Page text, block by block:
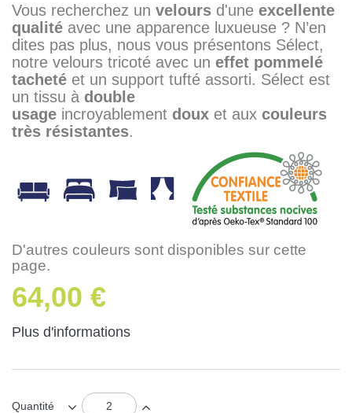
Vous recherchez un velours d'une excellente
qualité avec une apparence luxueuse ? N’en
dites pas plus, nous vous présentons Sélect,
notre velours tricoté avec un effet pommelé
tacheté et un support tufté assorti. Sélect est
un tissu à double
usage incroyablement doux et aux couleurs
très résistantes.
D'autres couleurs sont disponibles sur cette
page.
64,00 €
Plus d'informations
Quantité